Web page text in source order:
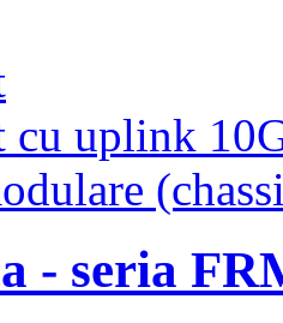
cu uplink
- seria